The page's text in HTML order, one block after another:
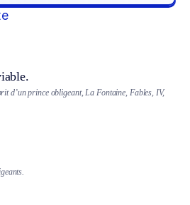
d’un prince obligeant, La Fontaine, Fables, IV,